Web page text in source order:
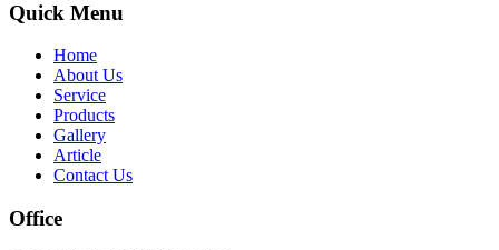
Quick Menu
Home
About Us
Service
Products
Gallery
Article
Contact Us
Office